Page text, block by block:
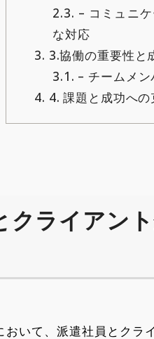
2.3. – コミュニ
な対応
3. 3.協働の重要性と
3.1. – チームメ
4. 4. 課題と成功への
クライアン
おいて、派遣社員とク